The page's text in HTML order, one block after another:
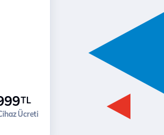
TL
Ücreti